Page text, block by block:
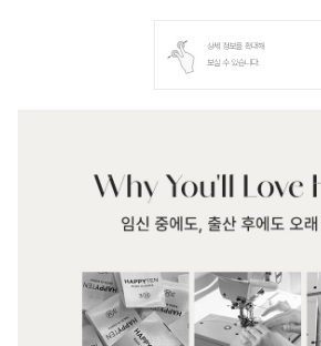
상세 정보를 확대해
보실 수 있습니다.